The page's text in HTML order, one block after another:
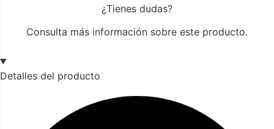
¿Tienes dudas?
Consulta más información sobre este producto.
Detalles del producto